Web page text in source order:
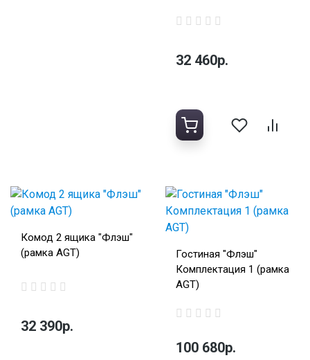
32 460р.
Комод 2 ящика "Флэш"
(рамка AGT)
32 390р.
Гостиная "Флэш"
Комплектация 1 (рамка
AGT)
100 680р.